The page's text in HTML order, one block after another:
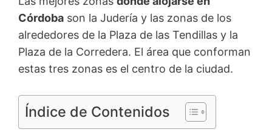
Córdoba son la Judería y las zonas de los
alrededores de la Plaza de las Tendillas y la
Plaza de la Corredera. El área que conforman
estas tres zonas es el centro de la ciudad.
Índice de Contenidos